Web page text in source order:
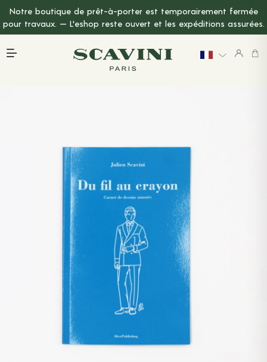
Notre boutique de prêt-à-porter est temporairement fermée
pour travaux. — L'eshop reste ouvert et les expéditions assurées.
Menu Principal